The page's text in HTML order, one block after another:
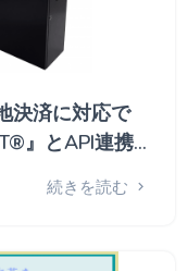
決済に対応で
』とAPI連携
続きを読む